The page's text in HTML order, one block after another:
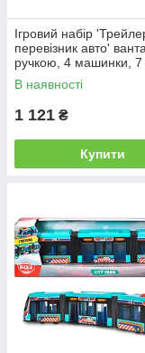
Ігровий набір
перевізник авто'
ручкою, 4 машинки, 7
довж. 43 см, 3+
В наявності
1 121 ₴
Купити